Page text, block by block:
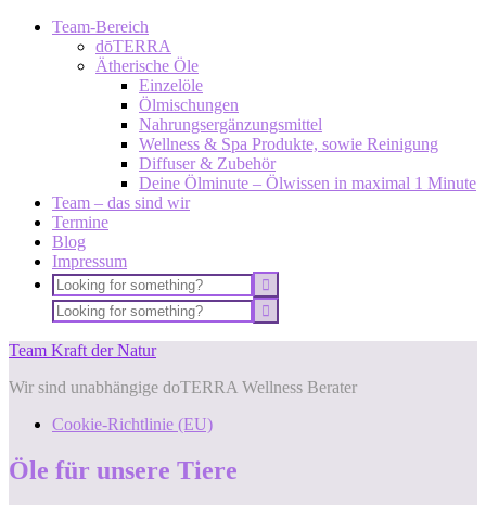
Team-Bereich
dōTERRA
Ätherische Öle
Einzelöle
Ölmischungen
Nahrungsergänzungsmittel
Wellness & Spa Produkte, sowie Reinigung
Diffuser & Zubehör
Deine Ölminute – Ölwissen in maximal 1 Minute
Team – das sind wir
Termine
Blog
Impressum
Team Kraft der Natur
Wir sind unabhängige doTERRA Wellness Berater
Cookie-Richtlinie (EU)
Öle für unsere Tiere